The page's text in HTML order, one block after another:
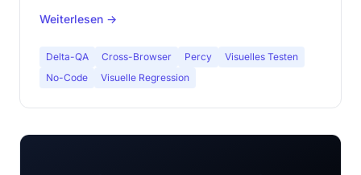
und Anwendungsfälle.
Weiterlesen →
Delta-QA Cross-Browser Percy
Visuelles Testen
No-Code
Visuelle Regression